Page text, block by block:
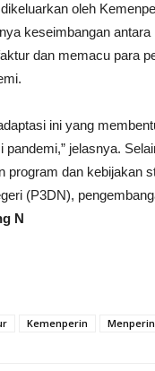
oleh
keseimbangan
dan memacu para
ini yang
jelasnya.
program dan kebijakan
(P3DN),
N
Kemenperin